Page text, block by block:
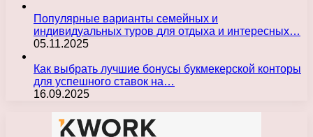
Популярные варианты семейных и
индивидуальных туров для отдыха и интересных…
05.11.2025
Как выбрать лучшие бонусы букмекерской конторы
для успешного ставок на…
16.09.2025